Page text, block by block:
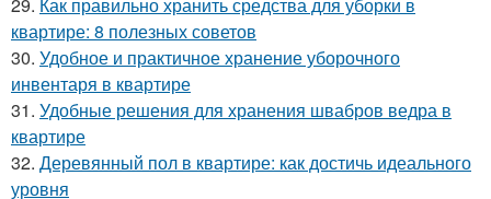
квартире: 8 полезных советов
30. Удобное и практичное хранение уборочного
инвентаря в квартире
31. Удобные решения для хранения швабров ведра в
квартире
32. Деревянный пол в квартире: как достичь идеального
уровня